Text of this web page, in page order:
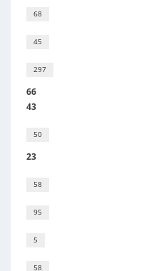
68
45
297
66
43
50
23
58
95
5
58